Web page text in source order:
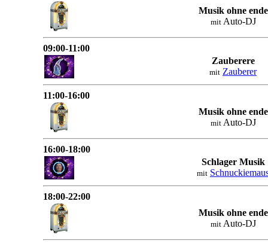
Musik ohne ende
mitAuto-DJ
09:00-11:00
Zauberere
mit Zauberer
11:00-16:00
Musik ohne ende
mitAuto-DJ
16:00-18:00
Schlager Musik
mit
18:00-22:00
Musik ohne ende
mitAuto-DJ